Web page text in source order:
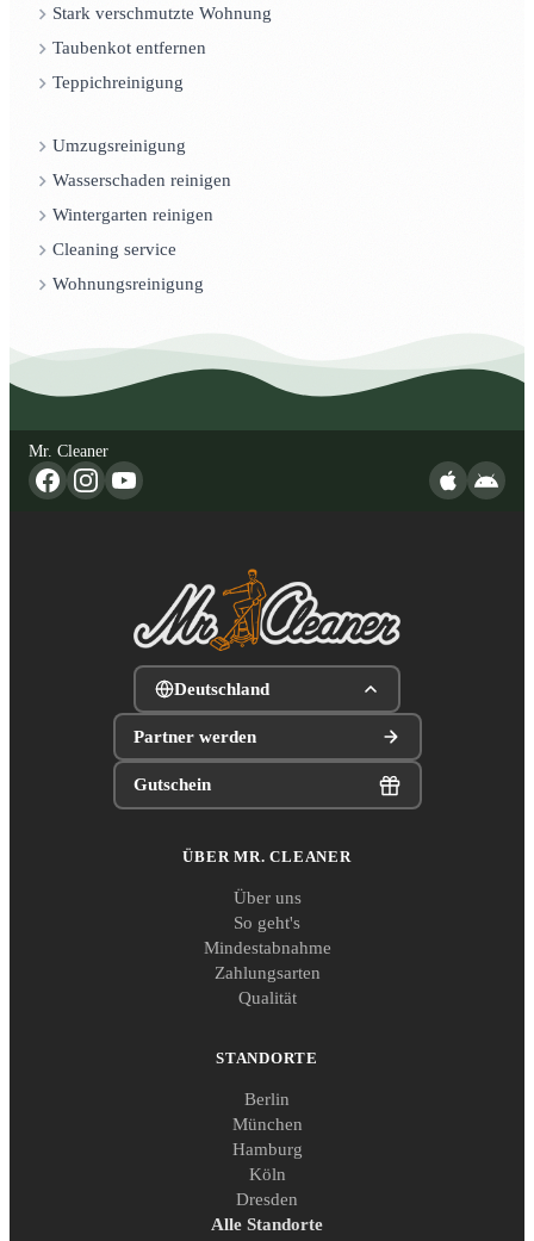
Stark verschmutzte Wohnung
Taubenkot entfernen
Teppichreinigung
Umzugsreinigung
Wasserschaden reinigen
Wintergarten reinigen
Cleaning service
Wohnungsreinigung
Mr. Cleaner
Deutschland
Partner werden
Gutschein
ÜBER MR. CLEANER
Über uns
So geht's
Mindestabnahme
Zahlungsarten
Qualität
STANDORTE
Berlin
München
Hamburg
Köln
Dresden
Alle Standorte